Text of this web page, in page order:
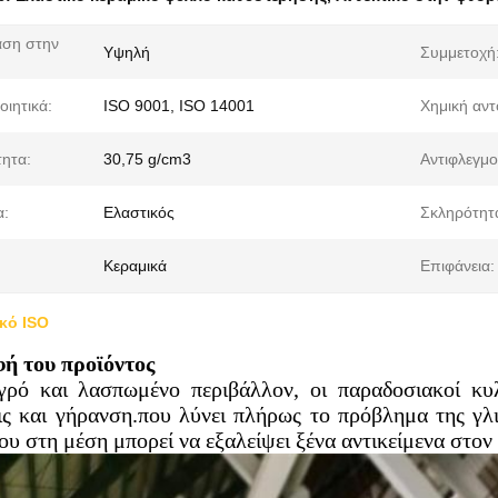
στην Υψηλή
ISO 9001, ISO 14001 Χημική
30,75 g/cm3
Ελαστικός
Κεραμικά Επιφάνεια:
ISO
του προϊόντος
και λασπωμένο περιβάλλον, οι παραδοσιακοί
και γήρανση.που λύνει πλήρως το πρόβλημα της
στη μέση μπορεί να εξαλείψει ξένα αντικείμενα